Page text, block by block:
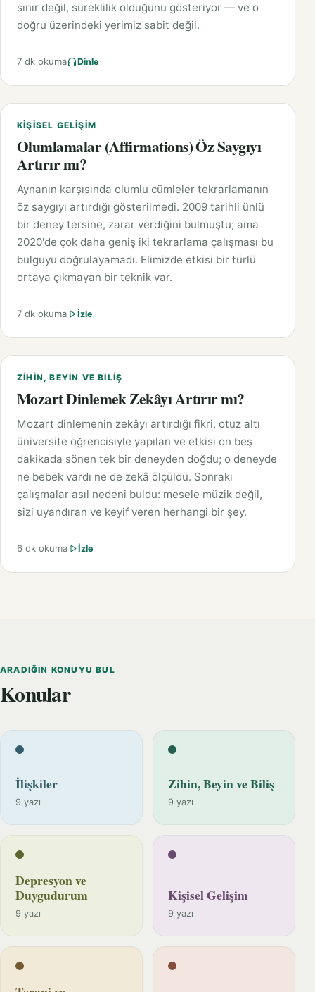
sınır değil, süreklilik olduğunu gösteriyor — ve o
doğru üzerindeki yerimiz sabit değil.
7 dk okuma Dinle
KIŞISEL GELIŞIM
Olumlamalar (Affirmations) Öz Saygıyı
Artırır mı?
Aynanın karşısında olumlu cümleler tekrarlamanın
öz saygıyı artırdığı gösterilmedi. 2009 tarihli ünlü
bir deney tersine, zarar verdiğini bulmuştu; ama
2020'de çok daha geniş iki tekrarlama çalışması bu
bulguyu doğrulayamadı. Elimizde etkisi bir türlü
ortaya çıkmayan bir teknik var.
7 dk okuma İzle
ZIHIN, BEYIN VE BILIŞ
Mozart Dinlemek Zekâyı Artırır mı?
Mozart dinlemenin zekâyı artırdığı fikri, otuz altı
üniversite öğrencisiyle yapılan ve etkisi on beş
dakikada sönen tek bir deneyden doğdu; o deneyde
ne bebek vardı ne de zekâ ölçüldü. Sonraki
çalışmalar asıl nedeni buldu: mesele müzik değil,
sizi uyandıran ve keyif veren herhangi bir şey.
6 dk okuma İzle
ARADIĞIN KONUYU BUL
Konular
İlişkiler
9 yazı
Zihin, Beyin ve Biliş
9 yazı
Depresyon ve
Duygudurum
9 yazı
Kişisel Gelişim
9 yazı